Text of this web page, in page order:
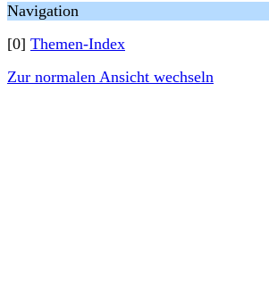
Navigation
[0] Themen-Index
Zur normalen Ansicht wechseln